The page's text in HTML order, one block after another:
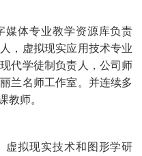
媒体专业教学资源库负责
，虚拟现实应用技术专业
代学徒制负责人，公司师
兰名师工作室。并连续多
教师。
虚拟现实技术和图形学研